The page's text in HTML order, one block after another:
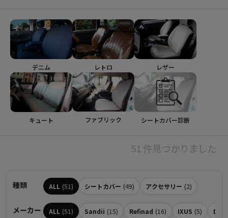
デニム レトロ レザー
キュート ファブリック シートカバー診断
51 件見つかりました
種類 ALL (51) シートカバー (49) アクセサリー (2)
メーカー ALL (51) Sandii (15) Refinad (16) IXUS (5)